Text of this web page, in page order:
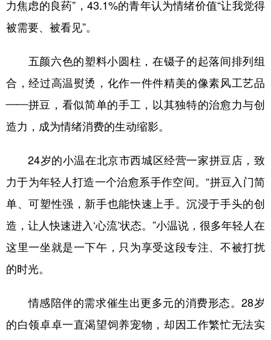
力焦虑的良药”，43.1%的青年认为情绪价值“让我觉得
被需要、被看见”。
五颜六色的塑料小圆柱，在镊子的起落间排列组
合，经过高温熨烫，化作一件件精美的像素风工艺品
——拼豆，看似简单的手工，以其独特的治愈力与创
造力，成为情绪消费的生动缩影。
24岁的小温在北京市西城区经营一家拼豆店，致
力于为年轻人打造一个治愈系手作空间。“拼豆入门简
单、可塑性强，新手也能快速上手。沉浸于手头的创
造，让人快速进入‘心流’状态。”小温说，很多年轻人在
这里一坐就是一下午，只为享受这段专注、不被打扰
的时光。
情感陪伴的需求催生出更多元的消费形态。28岁
的白领卓卓一直渴望饲养宠物，却因工作繁忙无法实